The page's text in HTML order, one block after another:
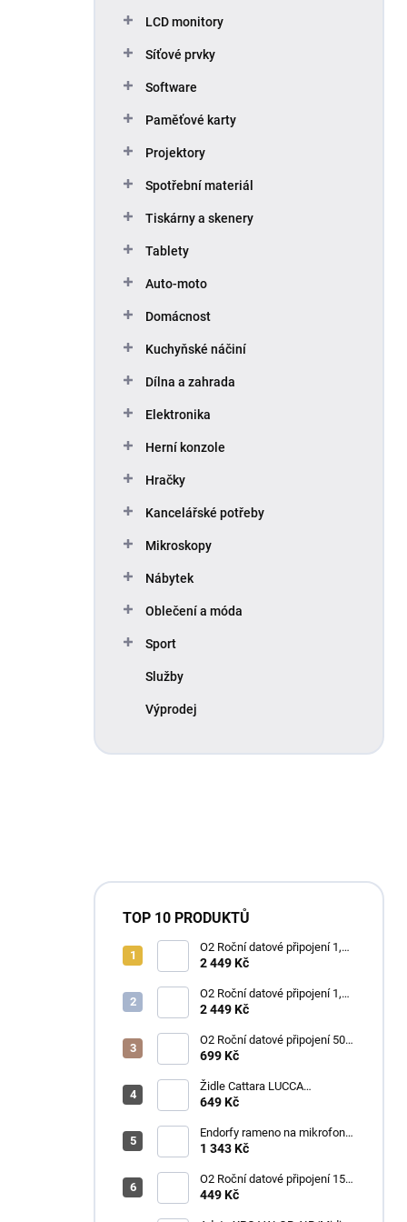
LCD monitory
Síťové prvky
Software
Paměťové karty
Projektory
Spotřební materiál
Tiskárny a skenery
Tablety
Auto-moto
Domácnost
Kuchyňské náčiní
Dílna a zahrada
Elektronika
Herní konzole
Hračky
Kancelářské potřeby
Mikroskopy
Nábytek
Oblečení a móda
Sport
Služby
Výprodej
TOP 10 PRODUKTŮ
O2 Roční datové připojení 1,2
TB
2 449 Kč
O2 Roční datové připojení 1,2
TB
2 449 Kč
O2 Roční datové připojení 50
GB
699 Kč
Židle Cattara LUCCA
kempingová skládací modrá
649 Kč
Endorfy rameno na mikrofon
Broadcast Low Profile Boom
hlava / černý
1 343 Kč
O2 Roční datové připojení 15
GB
449 Kč